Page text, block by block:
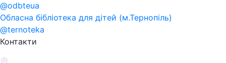
@odbteua
Обласна бібліотека для дітей (м.Тернопіль)
@ternoteka
Контакти